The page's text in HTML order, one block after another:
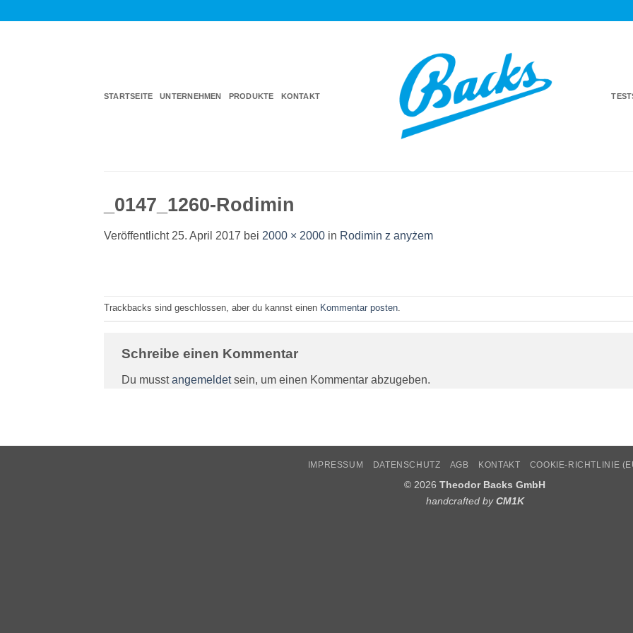
STARTSEITE UNTERNEHMEN PRODUKTE KONTAKT
_0147_1260-Rodimin
Veröffentlicht 25. April 2017 bei 2000 × 2000 in Rodimin z anyżem
Trackbacks sind geschlossen, aber du kannst einen Kommentar posten
Schreibe einen Kommentar
Du musstangemeldetsein, um einen Kommentar abzugeben.
IMPRESSUM DATENSCHUTZ AGB KONTAKT COOKIE-RICHTLINIE
© 2026 Theodor Backs GmbH
handcrafted byCM1K